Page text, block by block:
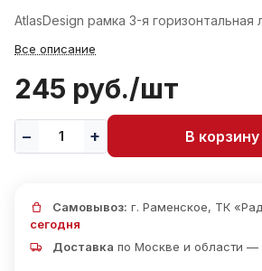
AtlasDesign рамка 3-я горизонтальная
Все описание
245 руб./шт
В корзину
Самовывоз: г. Раменское, ТК
сегодня
Доставка по Москве и области —